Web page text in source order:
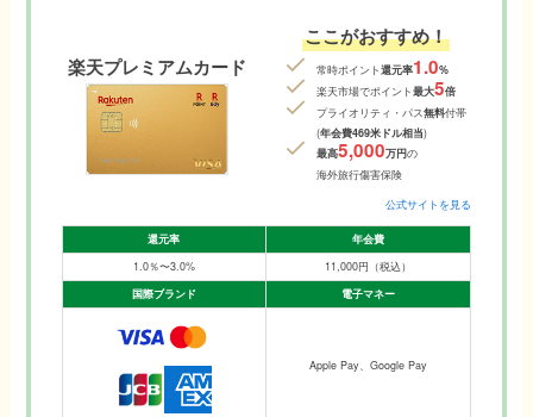
楽天プレミアムカード
ここがおすすめ！
常時ポイント還元率1.0%
楽天市場でポイント最大5倍
プライオリティ・パス無料付帯
(年会費469米ドル相当)
最高5,000万円の
海外旅行傷害保険
公式サイトを見る
還元率
年会費
1.0％〜3.0%
11,000円（税込）
国際ブランド
電子マネー
Apple Pay、Google Pay